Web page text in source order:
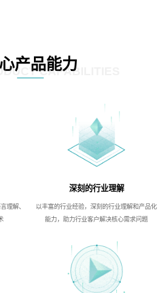
产品能力
CAPABILITIES
理解、
深刻的行业理解
以丰富的行业经验，深刻的行业理解和产品化
能力，助力行业客户解决核心需求问题